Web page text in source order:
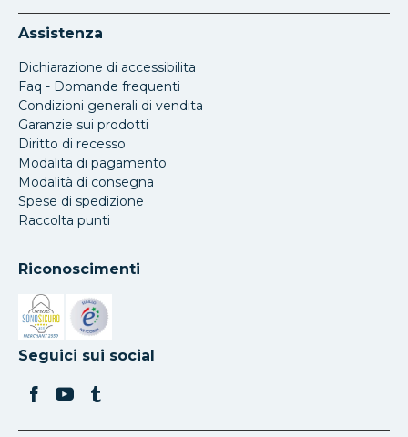
Assistenza
Dichiarazione di accessibilita
Faq - Domande frequenti
Condizioni generali di vendita
Garanzie sui prodotti
Diritto di recesso
Modalita di pagamento
Modalità di consegna
Spese di spedizione
Raccolta punti
Riconoscimenti
Si apre in una nuova scheda
Si apre in una nuova scheda
Seguici sui social